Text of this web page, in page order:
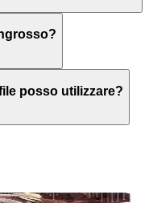
posso utilizzare?